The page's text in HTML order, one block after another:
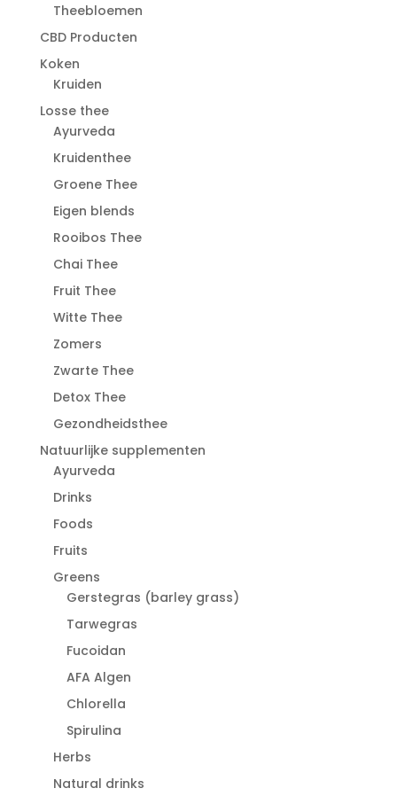
Theebloemen
CBD Producten
Koken
Kruiden
Losse thee
Ayurveda
Kruidenthee
Groene Thee
Eigen blends
Rooibos Thee
Chai Thee
Fruit Thee
Witte Thee
Zomers
Zwarte Thee
Detox Thee
Gezondheidsthee
Natuurlijke supplementen
Ayurveda
Drinks
Foods
Fruits
Greens
Gerstegras (barley grass)
Tarwegras
Fucoidan
AFA Algen
Chlorella
Spirulina
Herbs
Natural drinks